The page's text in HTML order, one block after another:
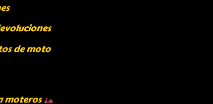
de moto
moteros